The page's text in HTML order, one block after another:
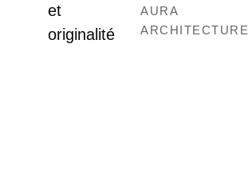
et
originalité
AURA
ARCHITECTURE